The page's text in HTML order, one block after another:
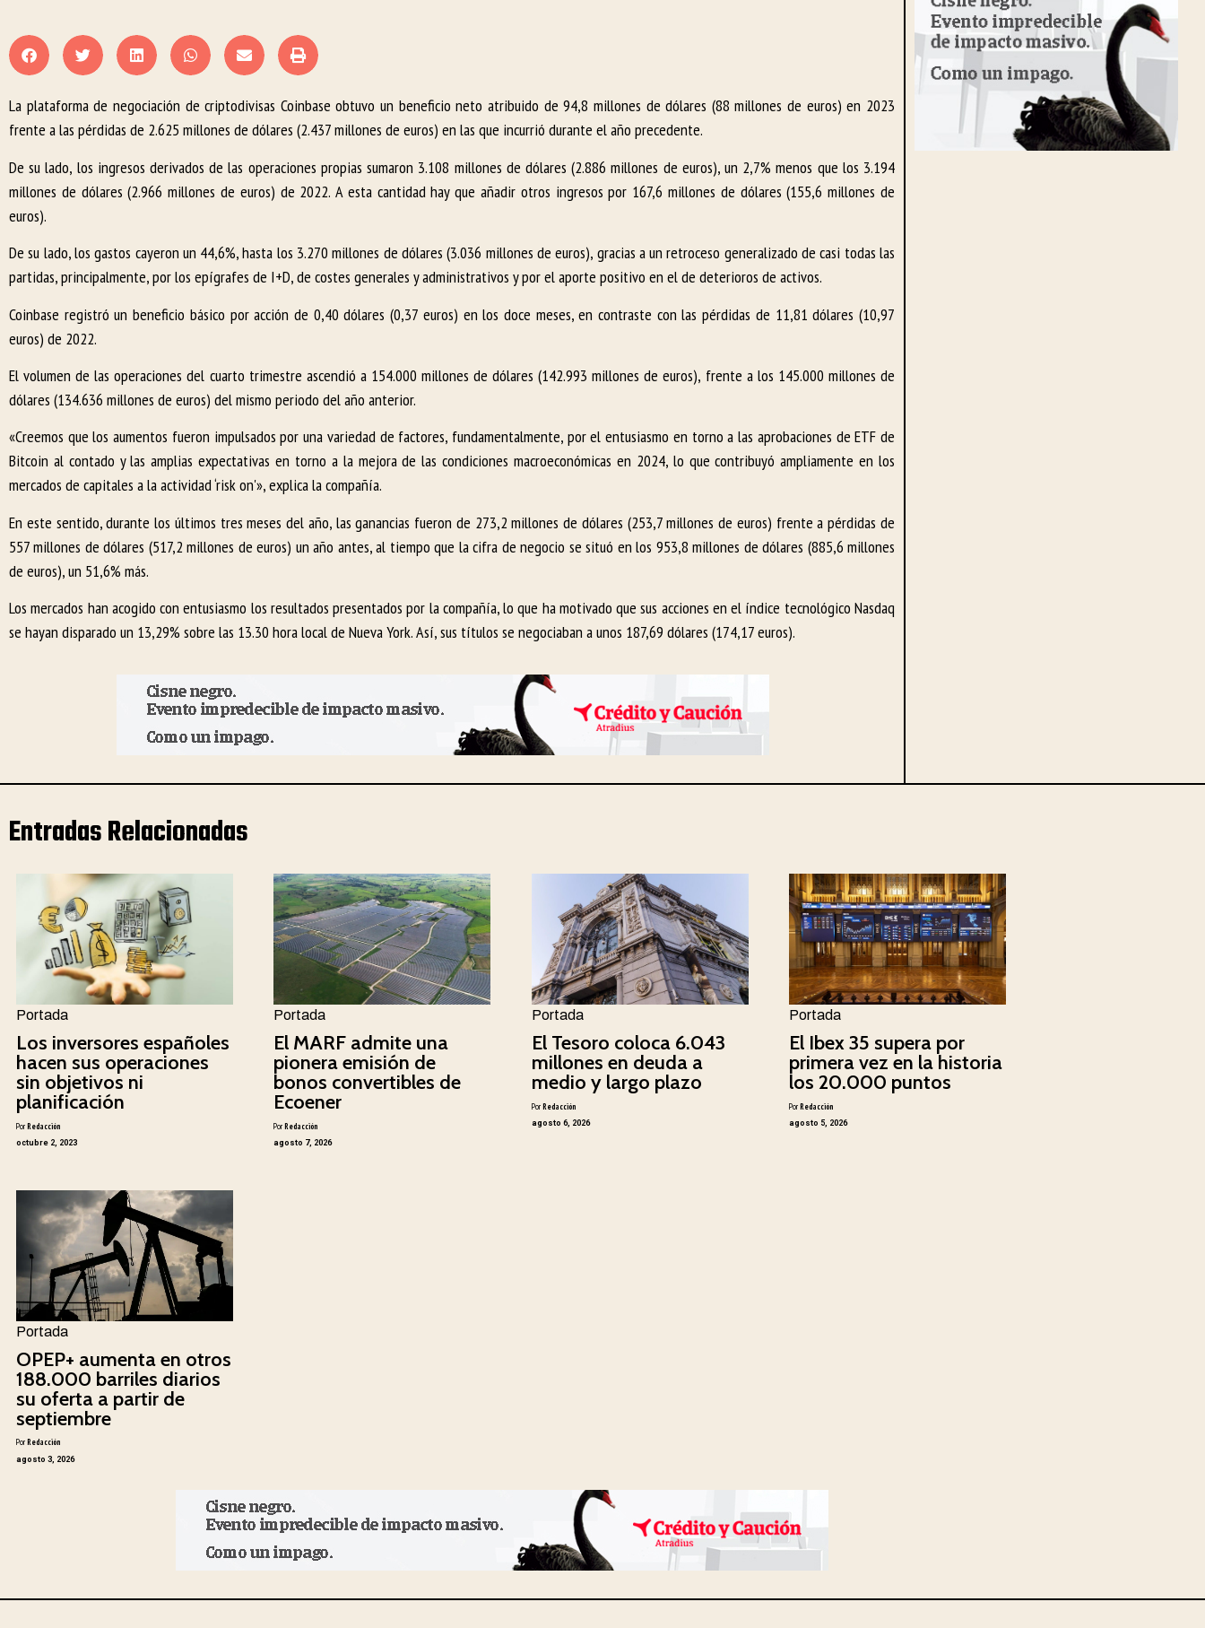
La plataforma de negociación de criptodivisas Coinbase obtuvo un beneficio neto atribuido de 94,8 millones de dólares (88 millones de euros) en 2023
frente a las pérdidas de 2.625 millones de dólares (2.437 millones de euros) en las que incurrió durante el año precedente.
De su lado, los ingresos derivados de las operaciones propias sumaron 3.108 millones de dólares (2.886 millones de euros), un 2,7% menos que los 3.194
millones de dólares (2.966 millones de euros) de 2022. A esta cantidad hay que añadir otros ingresos por 167,6 millones de dólares (155,6 millones de
euros).
De su lado, los gastos cayeron un 44,6%, hasta los 3.270 millones de dólares (3.036 millones de euros), gracias a un retroceso generalizado de casi todas las
partidas, principalmente, por los epígrafes de I+D, de costes generales y administrativos y por el aporte positivo en el de deterioros de activos.
Coinbase registró un beneficio básico por acción de 0,40 dólares (0,37 euros) en los doce meses, en contraste con las pérdidas de 11,81 dólares (10,97
euros) de 2022.
El volumen de las operaciones del cuarto trimestre ascendió a 154.000 millones de dólares (142.993 millones de euros), frente a los 145.000 millones de
dólares (134.636 millones de euros) del mismo periodo del año anterior.
«Creemos que los aumentos fueron impulsados por una variedad de factores, fundamentalmente, por el entusiasmo en torno a las aprobaciones de ETF de
Bitcoin al contado y las amplias expectativas en torno a la mejora de las condiciones macroeconómicas en 2024, lo que contribuyó ampliamente en los
mercados de capitales a la actividad ‘risk on'», explica la compañía.
En este sentido, durante los últimos tres meses del año, las ganancias fueron de 273,2 millones de dólares (253,7 millones de euros) frente a pérdidas de
557 millones de dólares (517,2 millones de euros) un año antes, al tiempo que la cifra de negocio se situó en los 953,8 millones de dólares (885,6 millones
de euros), un 51,6% más.
Los mercados han acogido con entusiasmo los resultados presentados por la compañía, lo que ha motivado que sus acciones en el índice tecnológico Nasdaq
se hayan disparado un 13,29% sobre las 13.30 hora local de Nueva York. Así, sus títulos se negociaban a unos 187,69 dólares (174,17 euros).
Entradas Relacionadas
Portada
Los inversores españoles
hacen sus operaciones
sin objetivos ni
planificación
PorRedacción
octubre 2, 2023
Portada
El MARF admite una
pionera emisión de
bonos convertibles de
Ecoener
PorRedacción
agosto 7, 2026
Portada
El Tesoro coloca 6.043
millones en deuda a
medio y largo plazo
PorRedacción
agosto 6, 2026
Portada
El Ibex 35 supera por
primera vez en la historia
los 20.000 puntos
PorRedacción
agosto 5, 2026
Portada
OPEP+ aumenta en otros
188.000 barriles diarios
su oferta a partir de
septiembre
PorRedacción
agosto 3, 2026